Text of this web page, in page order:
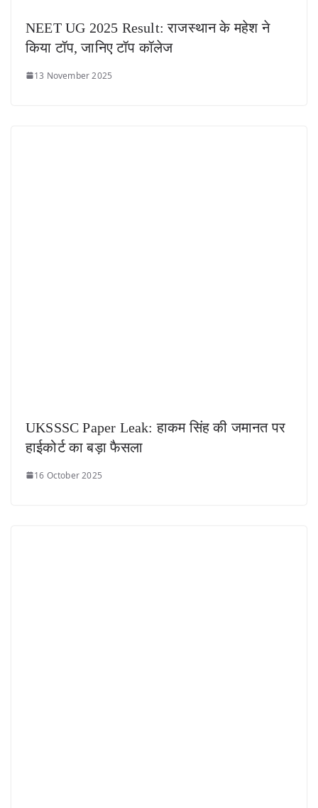
NEET UG 2025 Result: राजस्थान के महेश ने
किया टॉप, जानिए टॉप कॉलेज
13 November 2025
UKSSSC Paper Leak: हाकम सिंह की जमानत पर
हाईकोर्ट का बड़ा फैसला
16 October 2025